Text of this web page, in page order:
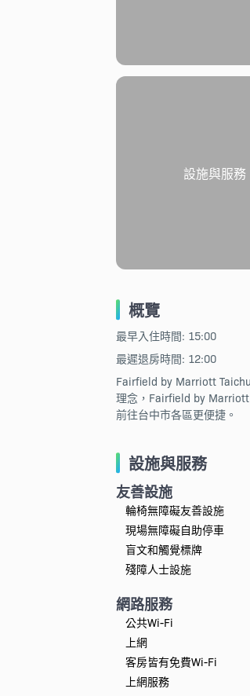
設施與服務
概覽
最早入住時間: 15:00
最遲退房時間: 12:00
Fairfield by Marriott
理念，Fairfield by Marriott
前往台中市各區更便捷。
設施與服務
友善設施
輪椅無障礙友善設施
現場無障礙自助停車
盲文和觸覺標牌
殘障人士設施
網路服務
公共Wi-Fi
上網
客房皆有免費Wi-Fi
上網服務